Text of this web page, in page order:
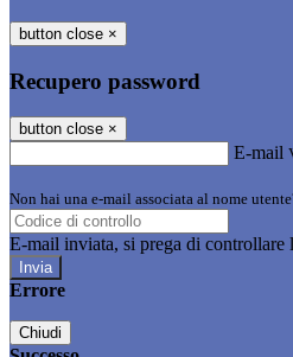
button close ×
Recupero password
button close ×
E-mail
Non hai una e-mail associata al nome
E-mail inviata, si prega di controllare
Errore
Chiudi